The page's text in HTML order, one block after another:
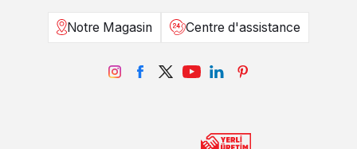
Notre Magasin Centre d'assistance